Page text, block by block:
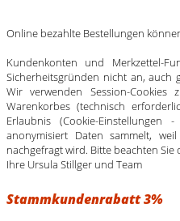
Online bezahlte Bestellungen
Kundenkonten und Merkzettel-
Sicherheitsgründen nicht an, auch
Wir verwenden Session-Cookies
Warenkorbes (technisch
Erlaubnis (Cookie-
anonymisiert Daten sammelt,
nachgefragt wird. Bitte beachten Sie
Ihre Ursula Stillger und Team
Stammkundenrabatt 3%